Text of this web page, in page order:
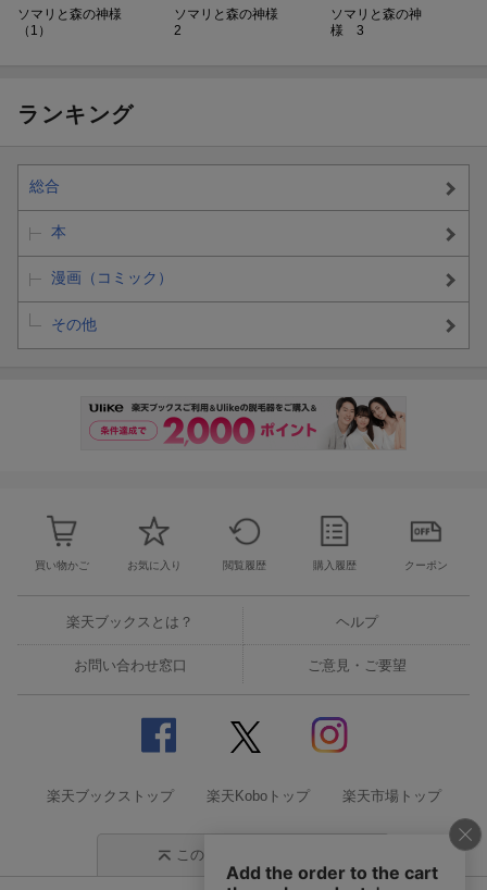
ソマリと森の神様
（1）
ソマリと森の神様
2
ソマリと森の神
様 3
ランキング
総合
本
漫画（コミック）
その他
買い物かご お気に入り 閲覧履歴 購入履歴 クーポン
楽天ブックスとは？ ヘルプ
お問い合わせ窓口 ご意見・ご要望
楽天ブックストップ 楽天Koboトップ 楽天市場トップ
このページの先頭に戻る